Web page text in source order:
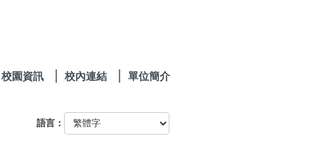
校園資訊 校內連結 單位簡介
語言：